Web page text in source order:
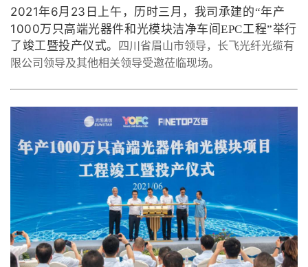
2021年6月 23 日上午，历时三月，我司承建的“年产
1000万只高端光器件和光模块洁净车间EPC工程”举行
了竣工暨投产仪式。
四川省眉山市领导，长飞光纤光缆有
限公司领导及其他相关领导受邀莅临现场。